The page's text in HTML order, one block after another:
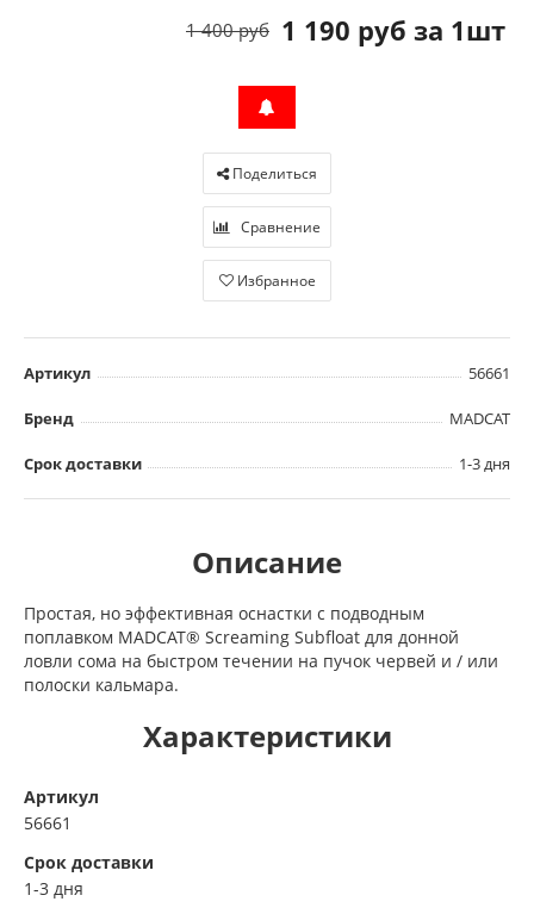
1 190 руб за 1шт
1 400 руб
Поделиться
Сравнение
Избранное
Артикул 56661
Бренд MADCAT
Срок доставки 1-3 дня
Описание
Простая, но эффективная оснастки с подводным
поплавком MADCAT® Screaming Subfloat для донной
ловли сома на быстром течении на пучок червей и / или
полоски кальмара.
Характеристики
Артикул
56661
Срок доставки
1-3 дня